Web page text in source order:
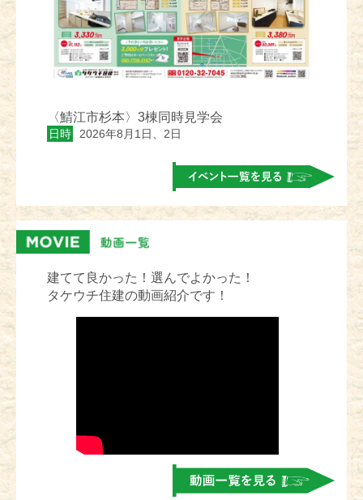
〈鯖江市杉本〉3棟同時見学会
日時 2026年8月1日、2日
建てて良かった！選んでよかった！
タケウチ住建の動画紹介です！